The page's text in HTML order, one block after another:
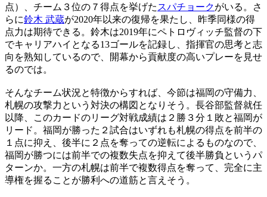
点）、チーム３位の７得点を挙げた スパチョークがいる。さ
らに鈴木 武蔵が2020年以来の復帰を果たし、昨季同様の得
点力は期待できる。鈴木は2019年にペトロヴィッチ監督の下
でキャリアハイとなる13ゴールを記録し、指揮官の思考と志
向を熟知しているので、開幕から貢献度の高いプレーを見せ
るのでは。
そんなチーム状況と特徴からすれば、今節は福岡の守備力、
札幌の攻撃力という対決の構図となりそう。長谷部監督就任
以降、このカードのリーグ対戦成績は２勝３分１敗と福岡が
リード。福岡が勝った２試合はいずれも札幌の得点を前半の
１点に抑え、後半に２点を奪っての逆転によるものなので、
福岡が勝つには前半での複数失点を抑えて後半勝負というパ
ターンか。一方の札幌は前半で複数得点を奪って、完全に主
導権を握ることが勝利への道筋と言えそう。